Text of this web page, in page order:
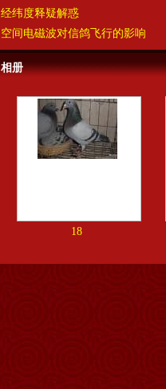
经纬度释疑解惑
空间电磁波对信鸽飞行的影响
相册
18